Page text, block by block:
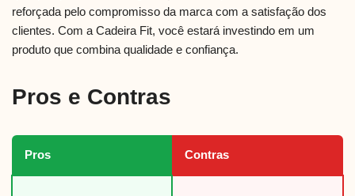
reforçada pelo compromisso da marca com a satisfação dos
clientes. Com a Cadeira Fit, você estará investindo em um
produto que combina qualidade e confiança.
Pros e Contras
Pros Contras